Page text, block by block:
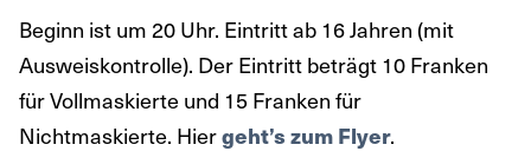
Beginn ist um 20 Uhr. Eintritt ab 16 Jahren (mit
Ausweiskontrolle). Der Eintritt beträgt 10 Franken
für Vollmaskierte und 15 Franken für
Nichtmaskierte. Hiergeht’s zum Flyer.